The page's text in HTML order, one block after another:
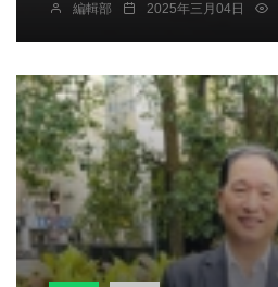
編輯部 2025年三月04日